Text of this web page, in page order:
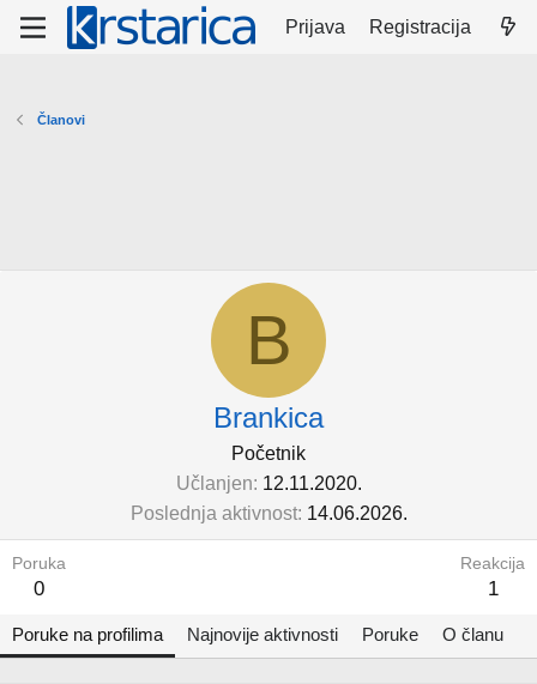
Prijava Registracija
Članovi
B
Brankica
Početnik
Učlanjen 12.11.2020.
Poslednja aktivnost 14.06.2026.
Poruka
0
Reakcija
1
Poruke na profilima Najnovije aktivnosti Poruke O članu